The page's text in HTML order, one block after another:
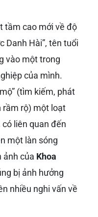
tầm cao mới về độ
Danh Hài”, tên tuổi
vào một trong
của mình.
(tìm kiếm, phát
rầm rộ) một loạt
liên quan đến
một làn sóng
ảnh của Khoa
bị ảnh hưởng
nhiều nghi vấn về